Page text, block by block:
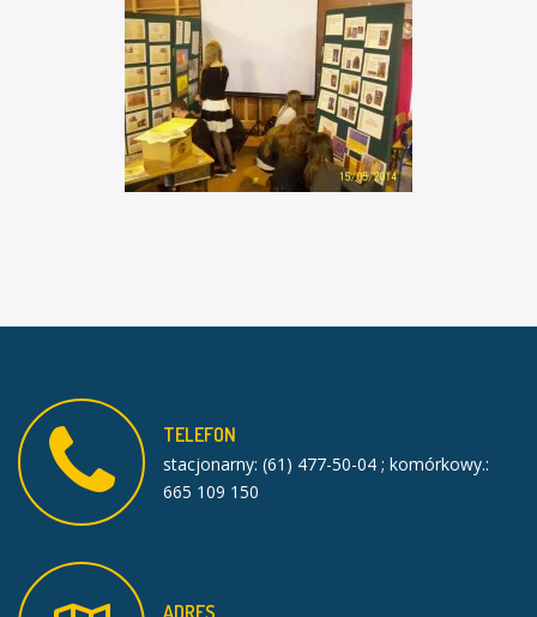
TELEFON
stacjonarny: (61) 477-50-04 ; komórkowy.:
665 109 150
ADRES